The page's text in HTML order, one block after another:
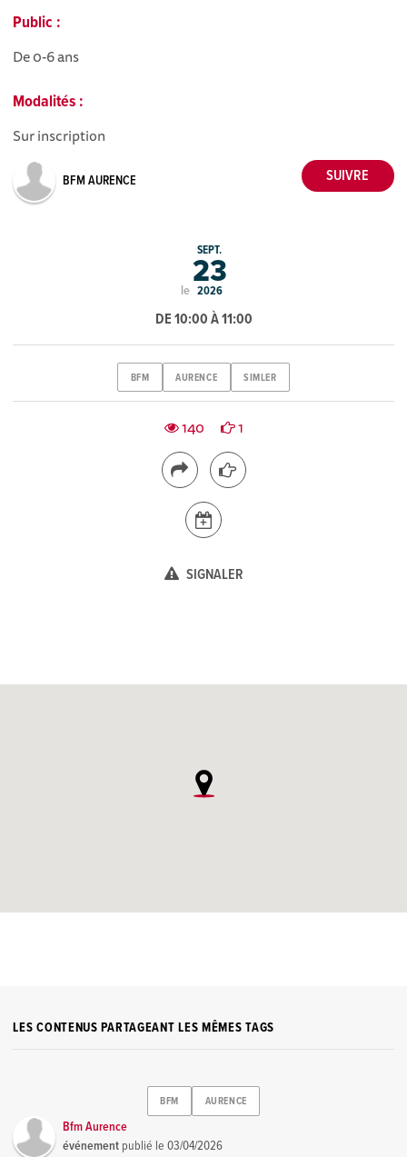
Public :
De 0-6 ans
Modalités :
Sur inscription
BFM AURENCE
le
SEPT.
23
2026
DE 10:00 À 11:00
BFM AURENCE SIMLER
140 1
SIGNALER
LES CONTENUS PARTAGEANT LES MÊMES TAGS
BFM AURENCE
Bfm Aurence
événement publié le03/04/2026